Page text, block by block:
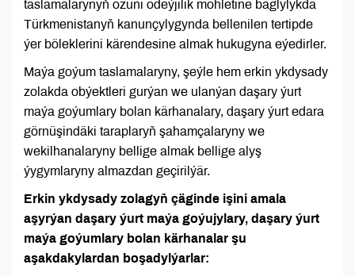
taslamalarynyň özüni ödeýjilik möhletine baglylykda
Türkmenistanyň kanunçylygynda bellenilen tertipde
ýer böleklerini kärendesine almak hukugyna eýedirler.
Maýa goýum taslamalaryny, şeýle hem erkin ykdysady
zolakda obýektleri gurýan we ulanýan daşary ýurt
maýa goýumlary bolan kärhanalary, daşary ýurt edara
görnüşindäki taraplaryň şahamçalaryny we
wekilhanalaryny bellige almak bellige alyş
ýygymlaryny almazdan geçirilýär.
Erkin ykdysady zolagyň çäginde işini amala
aşyrýan daşary ýurt maýa goýujylary, daşary ýurt
maýa goýumlary bolan kärhanalar şu
aşakdakylardan boşadylýarlar: